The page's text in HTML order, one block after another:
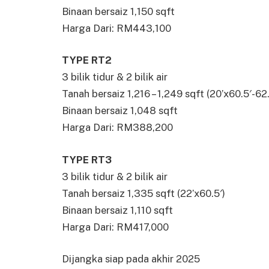
Binaan bersaiz 1,150 sqft
Harga Dari: RM443,100
TYPE RT2
3 bilik tidur & 2 bilik air
Tanah bersaiz 1,216 – 1,249 sqft (20’x60.5′-
Binaan bersaiz 1,048 sqft
Harga Dari: RM388,200
TYPE RT3
3 bilik tidur & 2 bilik air
Tanah bersaiz 1,335 sqft (22’x60.5′)
Binaan bersaiz 1,110 sqft
Harga Dari: RM417,000
Dijangka siap pada akhir 2025